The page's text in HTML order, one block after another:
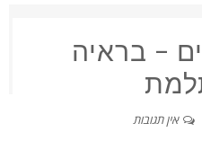
– בראיה
אין תגובות